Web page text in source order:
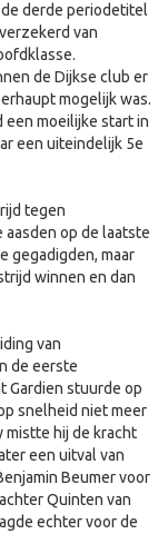
derde periodetitel
van
de Dijkse club er
mogelijk was.
een moeilijke start in
een uiteindelijk 5e
tegen
aasden op de laatste
gegadigden, maar
winnen en dan
van
de eerste
Gardien stuurde op
snelheid niet meer
mistte hij de kracht
een uitval van
Beumer voor
Quinten van
echter voor de